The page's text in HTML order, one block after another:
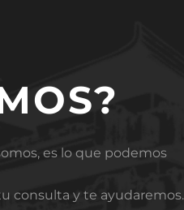
es lo que podemos
consulta y te ayudaremos.